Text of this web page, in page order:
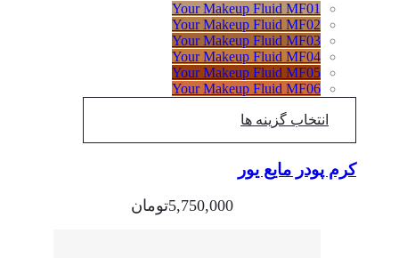
Your Makeup Fluid MF01
Your Makeup Fluid MF02
Your Makeup Fluid MF03
Your Makeup Fluid MF04
Your Makeup Fluid MF05
Your Makeup Fluid MF06
انتخاب گزینه ها
کرم پودر مایع یور
5,750,000تومان